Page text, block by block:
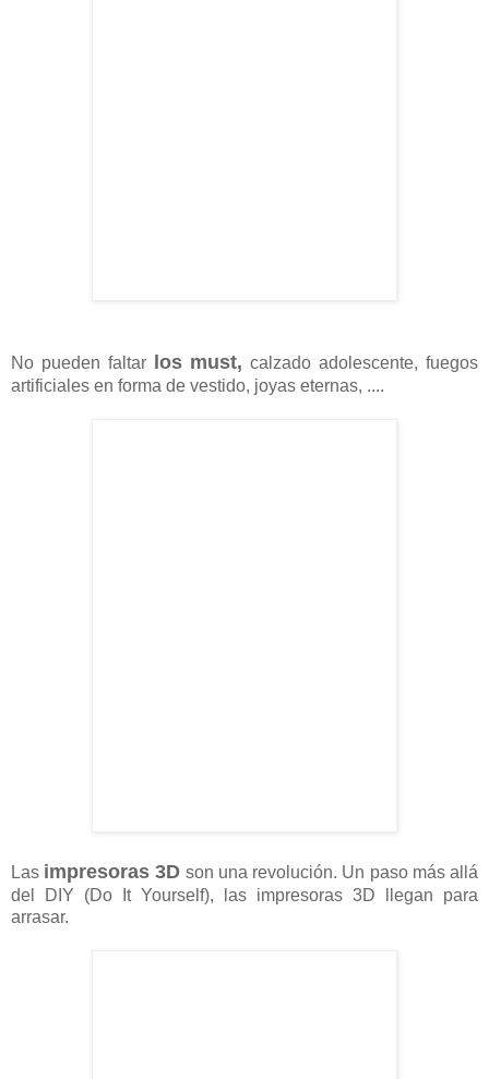
No pueden faltar los must, calzado adolescente, fuegos
artificiales en forma de vestido, joyas eternas, ....
Las impresoras 3D son una revolución. Un paso más allá
del DIY (Do It Yourself), las impresoras 3D llegan para
arrasar.